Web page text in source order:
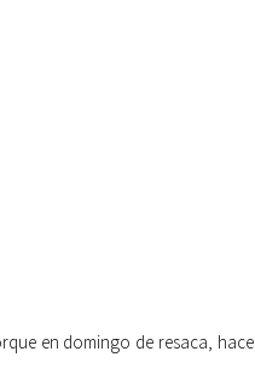
en domingo de resaca,